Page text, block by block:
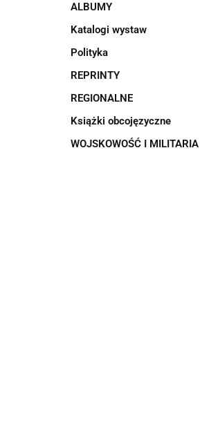
ALBUMY
Katalogi wystaw
Polityka
REPRINTY
REGIONALNE
Książki obcojęzyczne
WOJSKOWOŚĆ I MILITARIA